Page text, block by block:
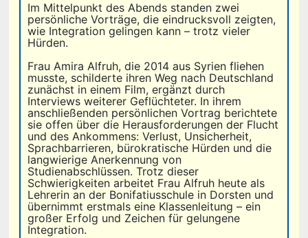
Im Mittelpunkt des Abends standen zwei
persönliche Vorträge, die eindrucksvoll zeigten,
wie Integration gelingen kann – trotz vieler
Hürden.
Frau Amira Alfruh, die 2014 aus Syrien fliehen
musste, schilderte ihren Weg nach Deutschland
zunächst in einem Film, ergänzt durch
Interviews weiterer Geflüchteter. In ihrem
anschließenden persönlichen Vortrag berichtete
sie offen über die Herausforderungen der Flucht
und des Ankommens: Verlust, Unsicherheit,
Sprachbarrieren, bürokratische Hürden und die
langwierige Anerkennung von
Studienabschlüssen. Trotz dieser
Schwierigkeiten arbeitet Frau Alfruh heute als
Lehrerin an der Bonifatiusschule in Dorsten und
übernimmt erstmals eine Klassenleitung – ein
großer Erfolg und Zeichen für gelungene
Integration.